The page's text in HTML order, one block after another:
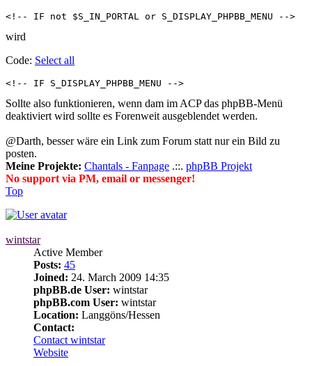
<!-- IF not $S_IN_PORTAL or S_DISPLAY_PHPBB_MENU -->
wird
Code: Select all
<!-- IF S_DISPLAY_PHPBB_MENU -->
Sollte also funktionieren, wenn dam im ACP das phpBB-Menü
deaktiviert wird sollte es Forenweit ausgeblendet werden.
@Darth, besser wäre ein Link zum Forum statt nur ein Bild zu
posten.
Meine Projekte: Chantals - Fanpage .::. phpBB Projekt
No support via PM, email or messenger!
Top
wintstar
Active Member
Posts: 45
Joined: 24. March 2009 14:35
phpBB.de User: wintstar
phpBB.com User: wintstar
Location: Langgöns/Hessen
Contact:
Contact wintstar
Website